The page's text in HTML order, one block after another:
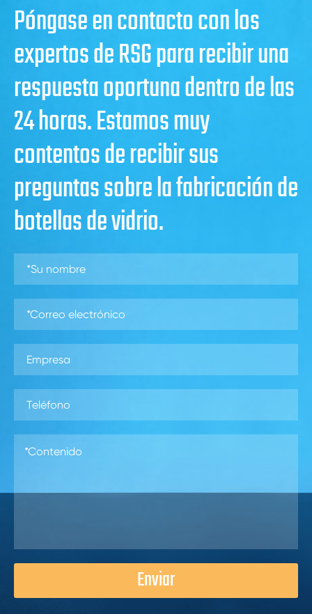
Póngase en contacto con los
expertos de RSG para recibir una
respuesta oportuna dentro de las
24 horas. Estamos muy
contentos de recibir sus
preguntas sobre la fabricación de
botellas de vidrio.
Enviar